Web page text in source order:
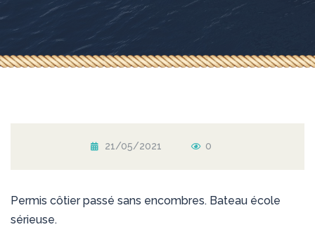
21/05/2021 0
Permis côtier passé sans encombres. Bateau école
sérieuse.